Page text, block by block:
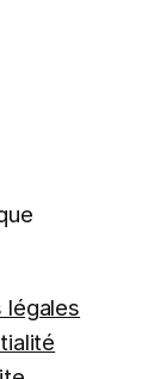
légales